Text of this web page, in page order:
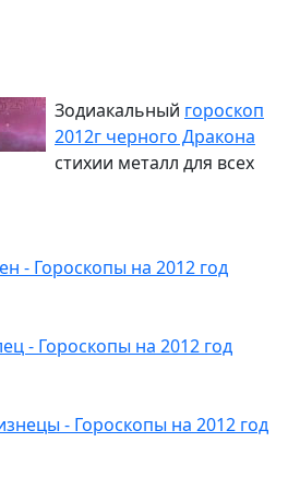
Зодиакальный гороскоп
2012г черного Дракона
стихии металл для всех
- Гороскопы на 2012 год
- Гороскопы на 2012 год
- Гороскопы на 2012 год